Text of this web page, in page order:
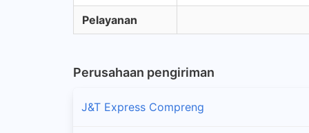
Pelayanan
Perusahaan pengiriman
J&T Express Compreng